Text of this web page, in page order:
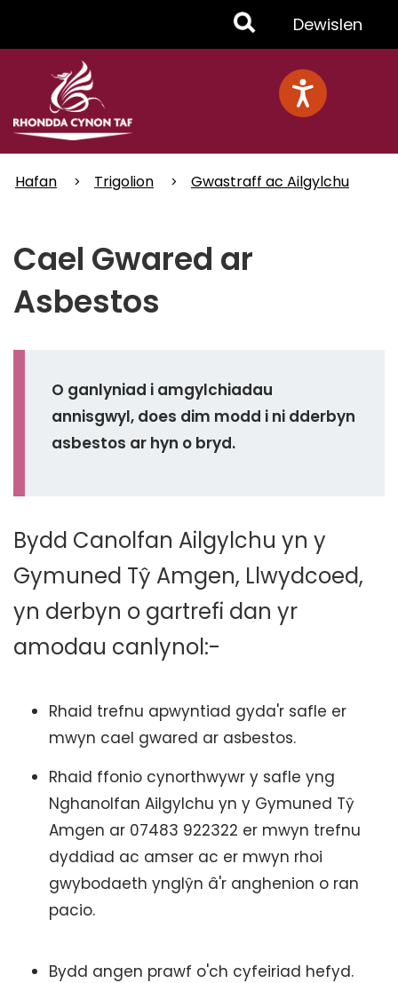
Toggle
Menu
Dewislen
Hafan Trigolion Gwastraff ac Ailgylchu
Cael Gwared ar
Asbestos
O ganlyniad i amgylchiadau
annisgwyl, does dim modd i ni dderbyn
asbestos ar hyn o bryd.
Bydd Canolfan Ailgylchu yn y
Gymuned Tŷ Amgen, Llwydcoed,
yn derbyn o gartrefi dan yr
amodau canlynol:-
Rhaid trefnu apwyntiad gyda'r safle er
mwyn cael gwared ar asbestos.
Rhaid ffonio cynorthwywr y safle yng
Nghanolfan Ailgylchu yn y Gymuned Tŷ
Amgen ar 07483 922322 er mwyn trefnu
dyddiad ac amser ac er mwyn rhoi
gwybodaeth ynglŷn â'r anghenion o ran
pacio.
Bydd angen prawf o'ch cyfeiriad hefyd.